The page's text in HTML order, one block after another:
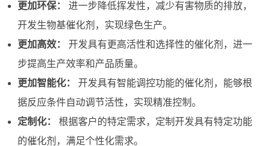
更加环保：
进一步降低挥发性，减少有害物质的排放，
开发生物基催化剂，实现绿色生产。
更加高效：
开发具有更高活性和选择性的催化剂，进一
步提高生产效率和产品质量。
更加智能化：
开发具有智能调控功能的催化剂，能够根
据反应条件自动调节活性，实现精准控制。
定制化：
根据客户的特定需求，定制开发具有特定功能
的催化剂，满足个性化需求。